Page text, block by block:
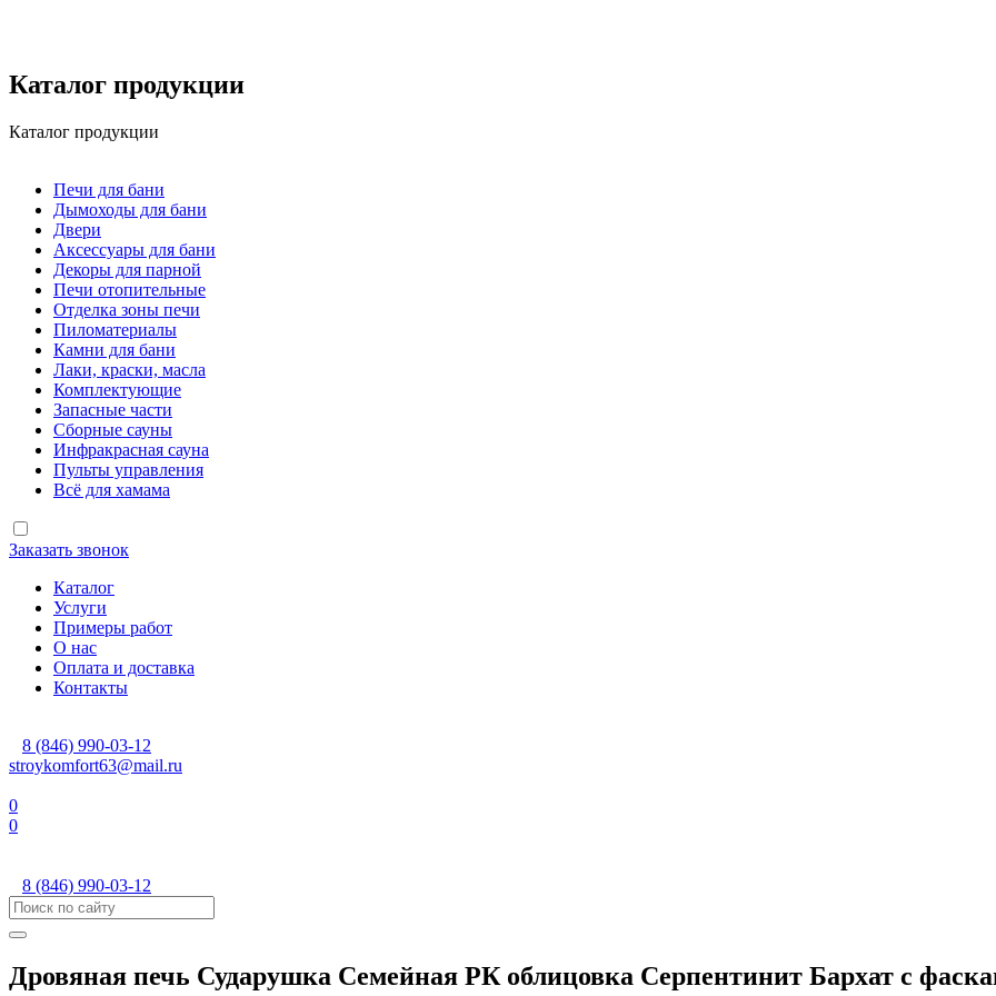
Каталог продукции
Каталог продукции
Печи для бани
Дымоходы для бани
Двери
Аксессуары для бани
Декоры для парной
Печи отопительные
Отделка зоны печи
Пиломатериалы
Камни для бани
Лаки, краски, масла
Комплектующие
Запасные части
Сборные сауны
Инфракрасная сауна
Пульты управления
Всё для хамама
Заказать звонок
Каталог
Услуги
Примеры работ
О нас
Оплата и доставка
Контакты
8 (846) 990-03-12
stroykomfort63@mail.ru
0
0
8 (846) 990-03-12
Дровяная печь Сударушка Семейная РК облицовка Серпентинит Бархат с